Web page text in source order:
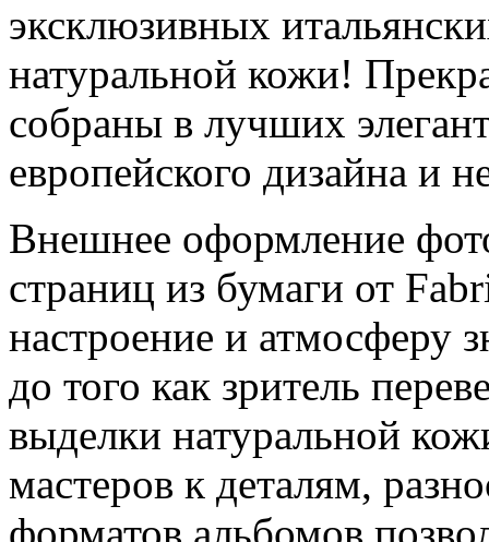
эксклюзивных
натуральной кожи!
собраны в лучших
европейского дизайна и
Внешнее оформление
страниц из бумаги от
настроение и атмосферу
до того как зритель
выделки натуральной
мастеров к деталям,